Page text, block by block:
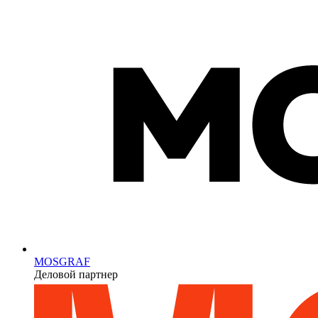
MOSGRAF
Деловой партнер